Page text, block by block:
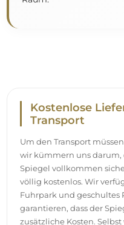
schnellen Lieferung
Einfache
Wir kümmern uns um
der Spiegel, die Montage
Aufgrund der
kein standardmäßiges
Ihnen die Freiheit, die